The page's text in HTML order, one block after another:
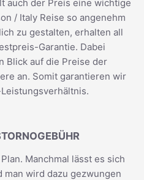
auch der Preis eine wichtige
/ Italy Reise so angenehm
zu gestalten, erhalten all
Garantie. Dabei
Blick auf die Preise der
an. Somit garantieren wir
Manchmal lässt es sich
wird dazu gezwungen